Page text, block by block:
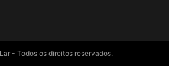
- Todos os direitos reservados.